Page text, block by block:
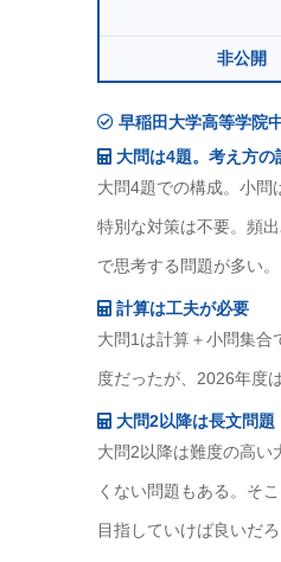
非公開
早稲田大学高等学院
大問は4題。考え方の
大問4題での構成。小問
特別な対策は不要。頻
で思考する問題が多い。
計算は工夫が必要
大問1は計算＋小問集合
度だったが、2026年度
大問2以降は長文問題
大問2以降は難度の高い
くない問題もある。そ
目指していけば良いだろ